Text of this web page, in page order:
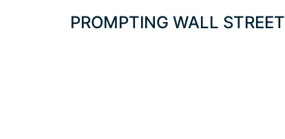
PROMPTING WALL STREET